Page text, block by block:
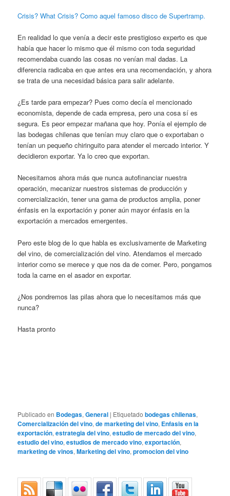
Crisis? What Crisis? Como aquel famoso disco de Supertramp.
En realidad lo que venía a decir este prestigioso experto es que
había que hacer lo mismo que él mismo con toda seguridad
recomendaba cuando las cosas no venían mal dadas. La
diferencia radicaba en que antes era una recomendación, y ahora
se trata de una necesidad básica para salir adelante.
¿Es tarde para empezar? Pues como decía el mencionado
economista, depende de cada empresa, pero una cosa sí es
segura. Es peor empezar mañana que hoy. Ponía el ejemplo de
las bodegas chilenas que tenían muy claro que o exportaban o
tenían un pequeño chiringuito para atender el mercado interior. Y
decidieron exportar. Ya lo creo que exportan.
Necesitamos ahora más que nunca autofinanciar nuestra
operación, mecanizar nuestros sistemas de producción y
comercialización, tener una gama de productos amplia, poner
énfasis en la exportación y poner aún mayor énfasis en la
exportación a mercados emergentes.
Pero este blog de lo que habla es exclusivamente de Marketing
del vino, de comercialización del vino. Atendamos el mercado
interior como se merece y que nos da de comer. Pero, pongamos
toda la carne en el asador en exportar.
¿Nos pondremos las pilas ahora que lo necesitamos más que
nunca?
Hasta pronto
Publicado en Bodegas,General | Etiquetado bodegas chilenas,
Comercialización del vino,de marketing del vino, Enfasis en la
exportación,estrategia del vino,estudio de mercado del vino,
estudio del vino,estudios de mercado vino,exportación,
marketing de vinos,Marketing del vino,promocion del vino